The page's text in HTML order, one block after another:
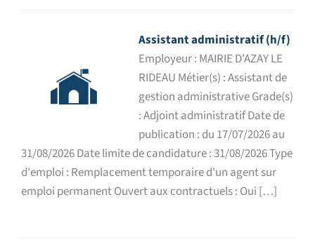
Assistant administratif (h/f)
Employeur : MAIRIE D'AZAY LE
RIDEAU Métier(s) : Assistant de
gestion administrative Grade(s)
: Adjoint administratif Date de
publication : du 17/07/2026 au
31/08/2026 Date limite de candidature : 31/08/2026 Type
d'emploi : Remplacement temporaire d'un agent sur
emploi permanent Ouvert aux contractuels : Oui […]